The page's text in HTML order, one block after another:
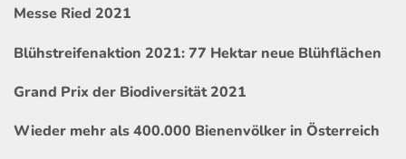
Messe Ried 2021
Blühstreifenaktion 2021: 77 Hektar neue Blühflächen
Grand Prix der Biodiversität 2021
Wieder mehr als 400.000 Bienenvölker in Österreich